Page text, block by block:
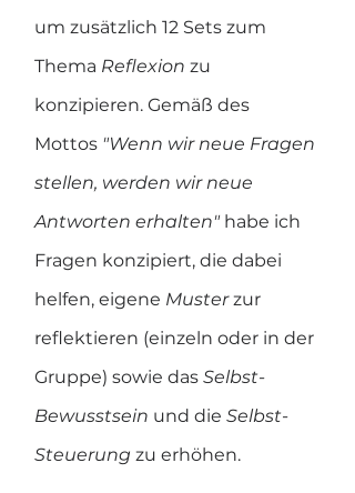
um zusätzlich 12 Sets zum
Thema Reflexion zu
konzipieren. Gemäß des
Mottos "Wenn wir neue Fragen
stellen, werden wir neue
Antworten erhalten" habe ich
Fragen konzipiert, die dabei
helfen, eigene Muster zur
reflektieren (einzeln oder in der
Gruppe) sowie das Selbst-
Bewusstsein und die Selbst-
Steuerung zu erhöhen.